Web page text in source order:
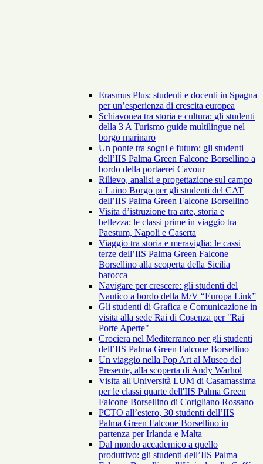
Erasmus Plus: studenti e docenti in Spagna
per un’esperienza di crescita europea
Schiavonea tra storia e cultura: gli studenti
della 3 A Turismo guide multilingue nel
borgo marinaro
Un ponte tra sogni e futuro: gli studenti
dell’IIS Palma Green Falcone Borsellino a
bordo della portaerei Cavour
Rilievo, analisi e progettazione sul campo
a Laino Borgo per gli studenti del CAT
dell’IIS Palma Green Falcone Borsellino
Visita d’istruzione tra arte, storia e
bellezza: le classi prime in viaggio tra
Paestum, Napoli e Caserta
Viaggio tra storia e meraviglia: le cassi
terze dell’IIS Palma Green Falcone
Borsellino alla scoperta della Sicilia
barocca
Navigare per crescere: gli studenti del
Nautico a bordo della M/V “Europa Link”
Gli studenti di Grafica e Comunicazione in
visita alla sede Rai di Cosenza per "Rai
Porte Aperte"
Crociera nel Mediterraneo per gli studenti
dell’IIS Palma Green Falcone Borsellino
Un viaggio nella Pop Art al Museo del
Presente, alla scoperta di Andy Warhol
Visita all'Università LUM di Casamassima
per le classi quarte dell'IIS Palma Green
Falcone Borsellino di Corigliano Rossano
PCTO all’estero, 30 studenti dell’IIS
Palma Green Falcone Borsellino in
partenza per Irlanda e Malta
Dal mondo accademico a quello
produttivo: gli studenti dell’IIS Palma